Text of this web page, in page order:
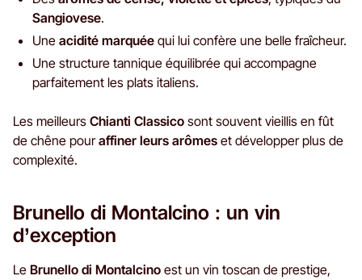
Sangiovese.
Une acidité marquée qui lui confère une belle fraîcheur.
Une structure tannique équilibrée qui accompagne
parfaitement les plats italiens.
Les meilleurs Chianti Classico sont souvent vieillis en fût
de chêne pouraffiner leurs arômes et développer plus de
complexité.
Brunello di Montalcino : un vin
d’exception
Le Brunello di Montalcino est un vin toscan de prestige,